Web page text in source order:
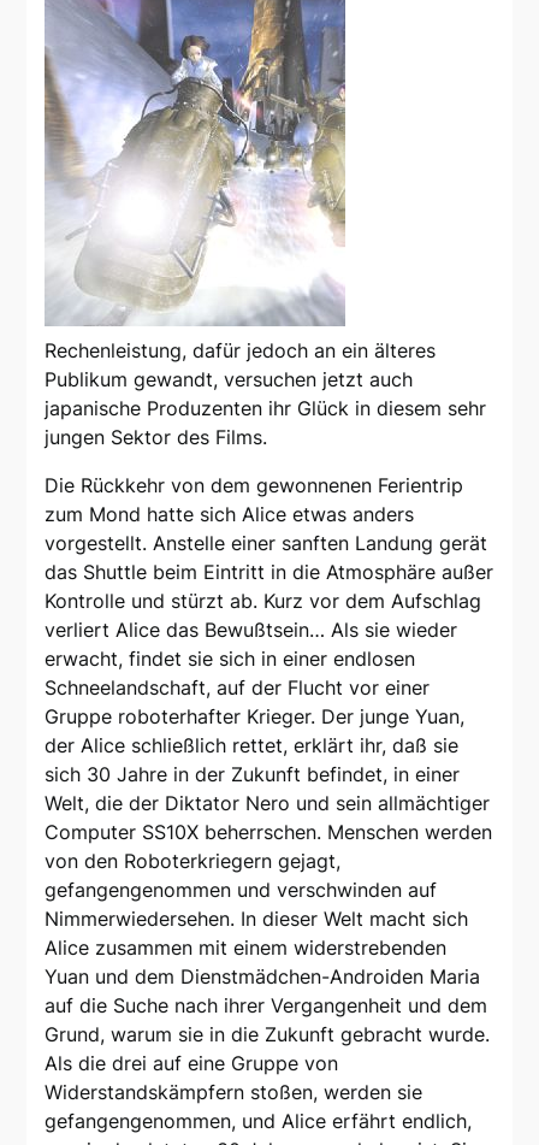
Rechenleistung, dafür jedoch an ein älteres
Publikum gewandt, versuchen jetzt auch
japanische Produzenten ihr Glück in diesem sehr
jungen Sektor des Films.
Die Rückkehr von dem gewonnenen Ferientrip
zum Mond hatte sich Alice etwas anders
vorgestellt. Anstelle einer sanften Landung gerät
das Shuttle beim Eintritt in die Atmosphäre außer
Kontrolle und stürzt ab. Kurz vor dem Aufschlag
verliert Alice das Bewußtsein… Als sie wieder
erwacht, findet sie sich in einer endlosen
Schneelandschaft, auf der Flucht vor einer
Gruppe roboterhafter Krieger. Der junge Yuan,
der Alice schließlich rettet, erklärt ihr, daß sie
sich 30 Jahre in der Zukunft befindet, in einer
Welt, die der Diktator Nero und sein allmächtiger
Computer SS10X beherrschen. Menschen werden
von den Roboterkriegern gejagt,
gefangengenommen und verschwinden auf
Nimmerwiedersehen. In dieser Welt macht sich
Alice zusammen mit einem widerstrebenden
Yuan und dem Dienstmädchen-Androiden Maria
auf die Suche nach ihrer Vergangenheit und dem
Grund, warum sie in die Zukunft gebracht wurde.
Als die drei auf eine Gruppe von
Widerstandskämpfern stoßen, werden sie
gefangengenommen, und Alice erfährt endlich,